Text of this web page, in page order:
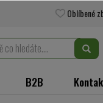
Oblíbené
B2B